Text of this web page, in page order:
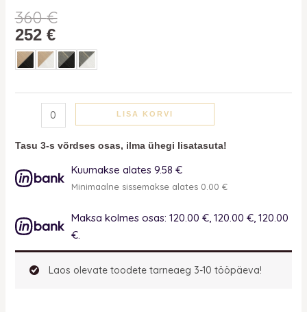
360€
252 €
LISA KORVI
Tasu 3-s võrdses osas, ilma ühegi lisatasuta!
Kuumakse alates 9.58 €
Minimaalne sissemakse alates 0.00 €
Maksa kolmes osas: 120.00 €, 120.00 €, 120.00
€.
Laos olevate toodete tarneaeg 3-10 tööpäeva!